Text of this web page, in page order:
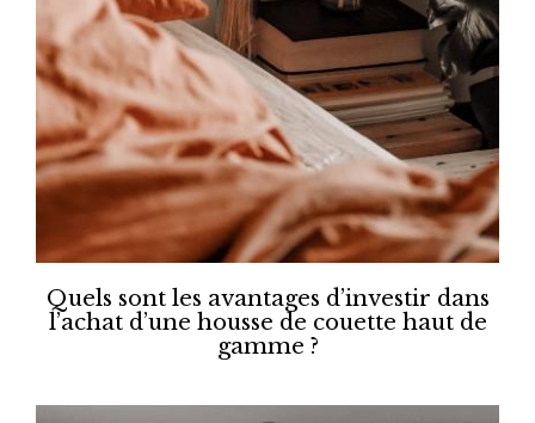
Quels sont les avantages d’investir dans
l’achat d’une housse de couette haut de
gamme ?